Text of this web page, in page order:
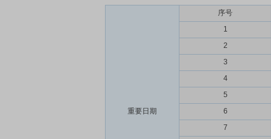
重要日期
序号
1
2
3
4
5
6
7